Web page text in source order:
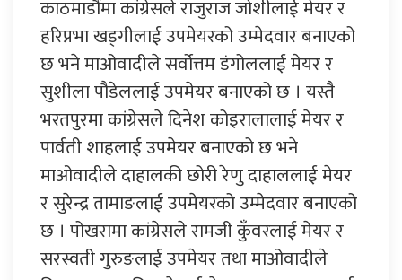
काठमाडौंमा कांग्रेसले राजुराज जोशीलाई मेयर र
हरिप्रभा खड्गीलाई उपमेयरको उम्मेदवार बनाएको
छ भने माओवादीले सर्वोत्तम डंगोललाई मेयर र
सुशीला पौडेललाई उपमेयर बनाएको छ । यस्तै
भरतपुरमा कांग्रेसले दिनेश कोइरालालाई मेयर र
पार्वती शाहलाई उपमेयर बनाएको छ भने
माओवादीले दाहालकी छोरी रेणु दाहाललाई मेयर
र सुरेन्द्र तामाङलाई उपमेयरको उम्मेदवार बनाएको
छ । पोखरामा कांग्रेसले रामजी कुँवरलाई मेयर र
सरस्वती गुरुङलाई उपमेयर तथा माओवादीले